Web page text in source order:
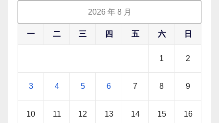
2026 年 8 月
一 二 三 四 五 六 日
1 2
3 4 5 6 7 8 9
10 11 12 13 14 15 16